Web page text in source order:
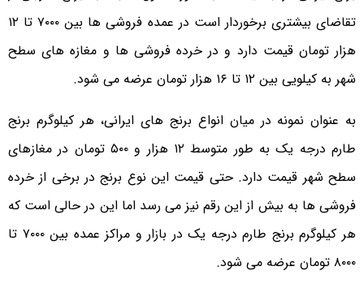
تقاضای بیشتری برخوردار است در عمده فروشی ها بین ۷۰۰۰ تا ۱۲
هزار تومان قیمت دارد و در خرده فروشی ها و مغازه های سطح
شهر به کیلویی بین ۱۲ تا ۱۶ هزار تومان عرضه می شود.
به عنوان نمونه در میان انواع برنج های ایرانی، هر کیلوگرم برنج
طارم درجه یک به طور متوسط ۱۲ هزار و ۵۰۰ تومان در مغازهای
سطح شهر قیمت دارد. حتی قیمت این نوع برنج در برخی از خرده
فروشی ها به بیش از این رقم نیز می رسد اما این در حالی است که
هر کیلوگرم برنج طارم درجه یک در بازار و مراکز عمده بین ۷۰۰۰ تا
۸۰۰۰ تومان عرضه می شود.